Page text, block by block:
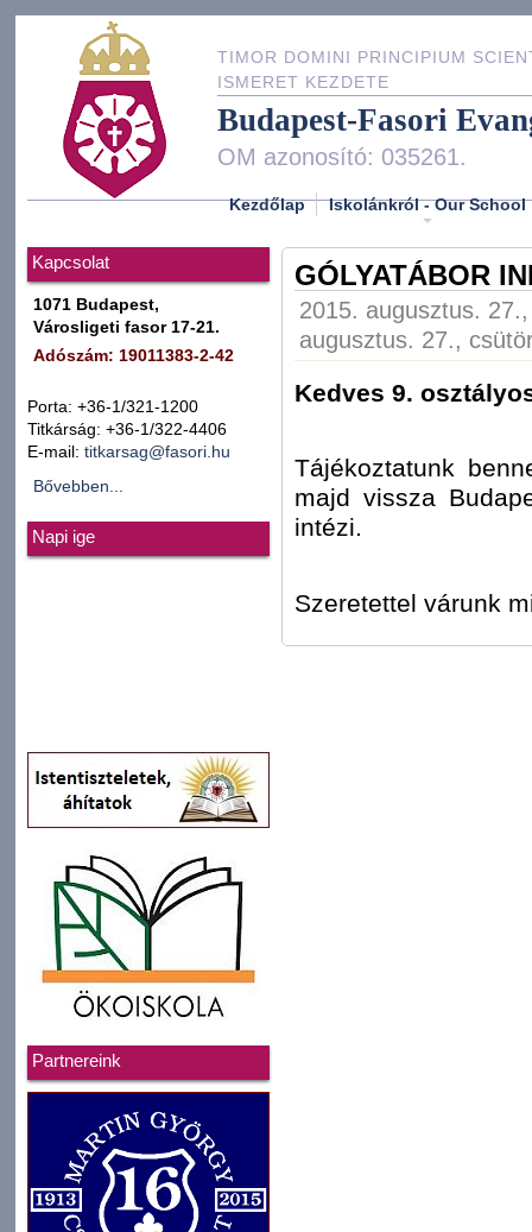
TIMOR DOMINI PRINCIPIUM
ISMERET KEZDETE
Budapest-Fasori
OM azonosító: 035261.
Kezdőlap Iskolánkról - Our School
Kapcsolat
1071 Budapest,
Városligeti fasor 17-21.
Adószám: 19011383-2-42
Porta: +36-1/321-1200
Titkárság: +36-1/322-4406
E-mail: titkarsag@fasori.hu
Bővebben...
Napi ige
Partnereink
GÓLYATÁBOR
2015. augusztus.
augusztus. 27.,
Kedves 9.
Tájékoztatunk
majd vissza
intézi.
Szeretettel várunk